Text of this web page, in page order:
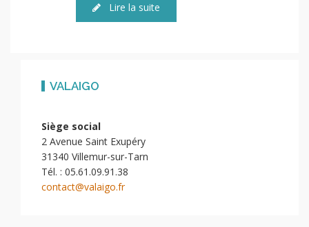
Lire la suite
VALAIGO
Siège social
2 Avenue Saint Exupéry
31340 Villemur-sur-Tarn
Tél. : 05.61.09.91.38
contact@valaigo.fr